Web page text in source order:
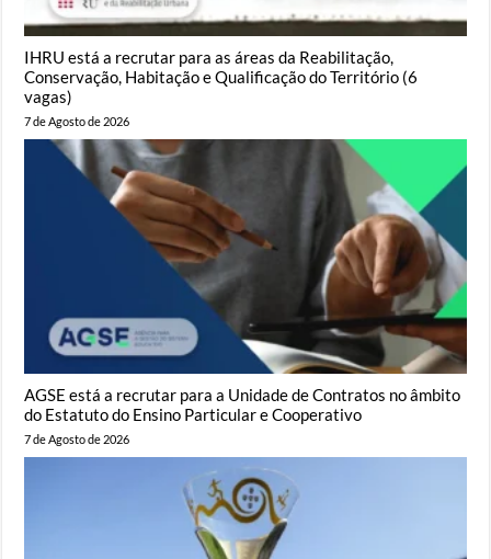
IHRU está a recrutar para as áreas da Reabilitação,
Conservação, Habitação e Qualificação do Território (6
vagas)
7 de Agosto de 2026
AGSE está a recrutar para a Unidade de Contratos no âmbito
do Estatuto do Ensino Particular e Cooperativo
7 de Agosto de 2026